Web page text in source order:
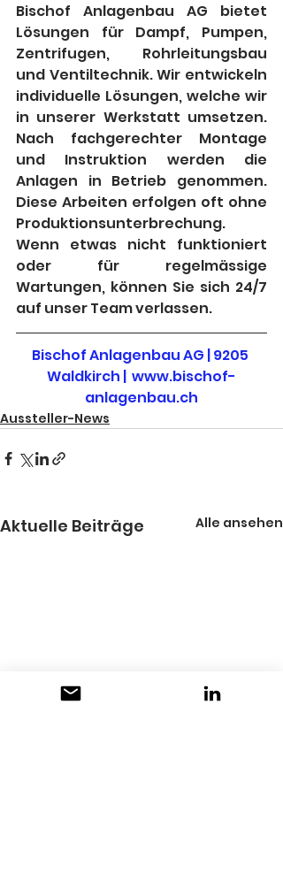
Bischof Anlagenbau AG bietet
Lösungen für Dampf, Pumpen,
Zentrifugen, Rohrleitungsbau
und Ventiltechnik. Wir entwickeln
individuelle Lösungen, welche wir
in unserer Werkstatt umsetzen.
Nach fachgerechter Montage
und Instruktion werden die
Anlagen in Betrieb genommen.
Diese Arbeiten erfolgen oft ohne
Produktionsunterbrechung.
Wenn etwas nicht funktioniert
oder für regelmässige
Wartungen, können Sie sich 24/7
auf unser Team verlassen.
Bischof Anlagenbau AG | 9205
Waldkirch |  www.bischof-
anlagenbau.ch
Aussteller-News
Aktuelle Beiträge Alle ansehen